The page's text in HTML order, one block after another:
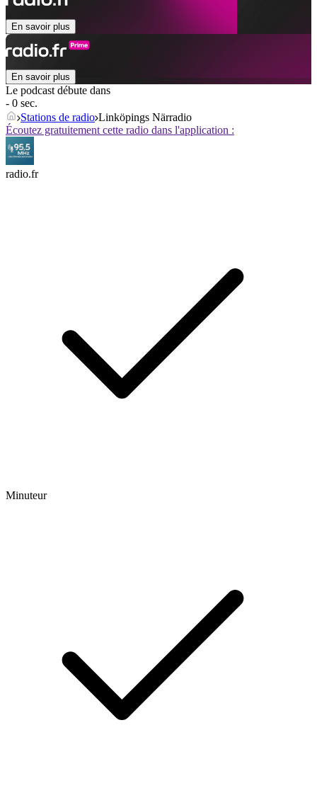
En savoir plus
En savoir plus
Le podcast débute dans
- 0 sec.
Stations de radio Linköpings Närradio
Écoutez gratuitement cette radio dans l'application :
radio.fr
Minuteur